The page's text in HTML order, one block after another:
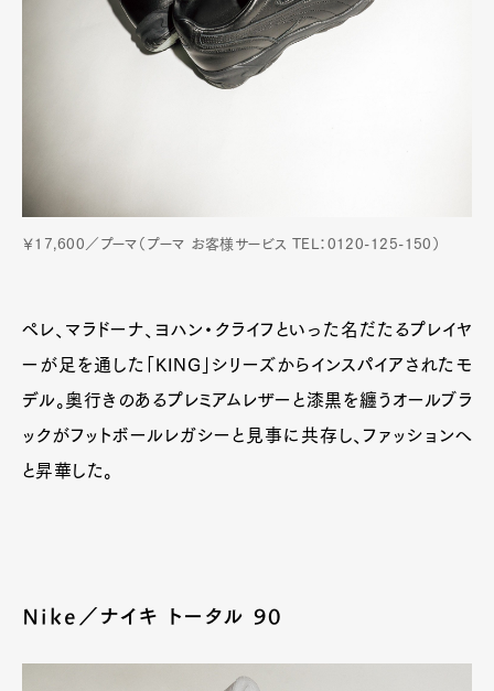
￥17,600／プーマ（プーマ お客様サービス TEL：0120-125-150）
ペレ、マラドーナ、ヨハン・クライフといった名だたるプレイヤ
ーが足を通した「KING」シリーズからインスパイアされたモ
デル。奥行きのあるプレミアムレザーと漆黒を纏うオールブラ
ックがフットボールレガシーと見事に共存し、ファッションへ
と昇華した。
Nike／ナイキ トータル 90